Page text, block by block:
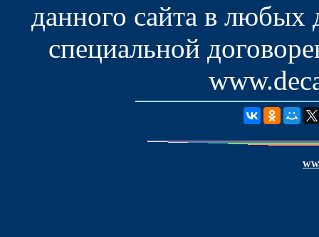
данного сайта в
специальной